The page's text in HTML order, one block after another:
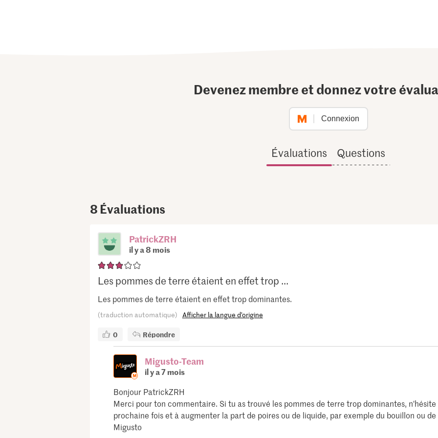
Devenez membre et donnez votre
Connexion
Évaluations Questions
8 Évaluations
PatrickZRH
il y a 8 mois
Les pommes de terre étaient en effet trop ...
Les pommes de terre étaient en effet trop dominantes.
(traduction automatique) Afficher la langue d’origine
0 Répondre
Migusto-Team
il y a 7 mois
Bonjour PatrickZRH
Merci pour ton commentaire. Si tu as trouvé les pommes de terre trop dominantes,
prochaine fois et à augmenter la part de poires ou de liquide, par exemple du bouillon ou
Migusto